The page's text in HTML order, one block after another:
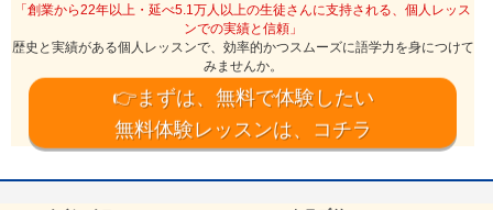
「創業から22年以上・延べ5.1万人以上の生徒さんに支持される、個人レッス
ンでの実績と信頼」
歴史と実績がある個人レッスンで、効率的かつスムーズに語学力を身につけて
みませんか。
👉まずは、無料で体験したい
無料体験レッスンは、コチラ